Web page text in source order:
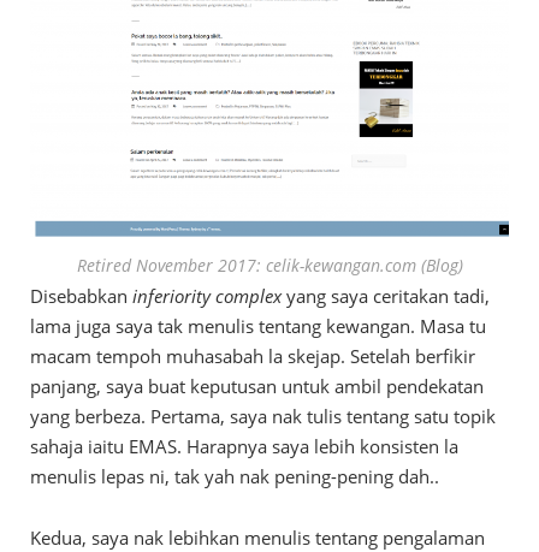
Retired November 2017: celik-kewangan.com (Blog)
Disebabkan inferiority complexyang saya ceritakan tadi,
lama juga saya tak menulis tentang kewangan. Masa tu
macam tempoh muhasabah la skejap. Setelah berfikir
panjang, saya buat keputusan untuk ambil pendekatan
yang berbeza. Pertama, saya nak tulis tentang satu topik
sahaja iaitu EMAS. Harapnya saya lebih konsisten la
menulis lepas ni, tak yah nak pening-pening dah..
Kedua, saya nak lebihkan menulis tentang pengalaman